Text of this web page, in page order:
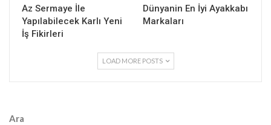
Az Sermaye İle
Yapılabilecek Karlı Yeni
İş Fikirleri
Dünyanin En İyi Ayakkabı
Markaları
LOAD MORE POSTS
Ara